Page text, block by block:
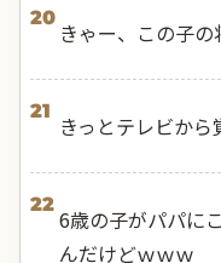
20
きゃー、この子の
21
きっとテレビか
22
6歳の子がパパに
んだけどｗｗｗ